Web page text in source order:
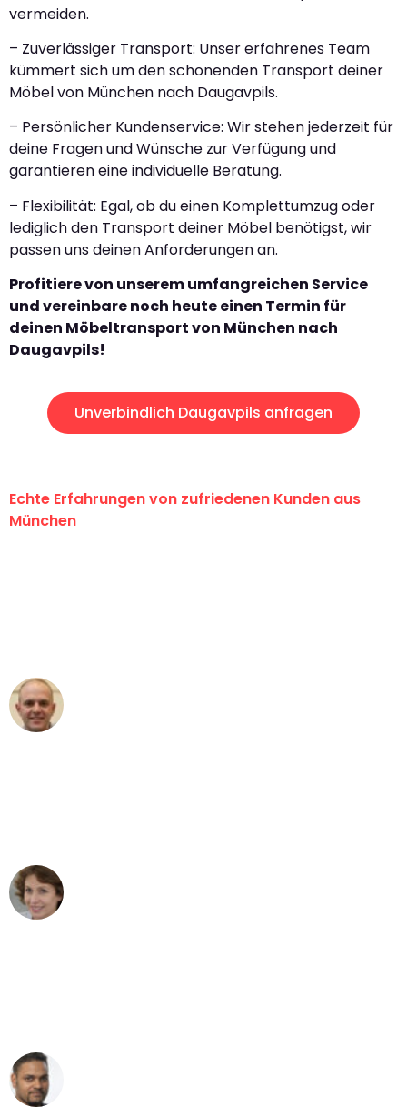
vermeiden.
– Zuverlässiger Transport: Unser erfahrenes Team
kümmert sich um den schonenden Transport deiner
Möbel von München nach Daugavpils.
– Persönlicher Kundenservice: Wir stehen jederzeit für
deine Fragen und Wünsche zur Verfügung und
garantieren eine individuelle Beratung.
– Flexibilität: Egal, ob du einen Komplettumzug oder
lediglich den Transport deiner Möbel benötigst, wir
passen uns deinen Anforderungen an.
Profitiere von unserem umfangreichen Service
und vereinbare noch heute einen Termin für
deinen Möbeltransport von München nach
Daugavpils!
Unverbindlich Daugavpils anfragen
Echte Erfahrungen von zufriedenen Kunden aus
München